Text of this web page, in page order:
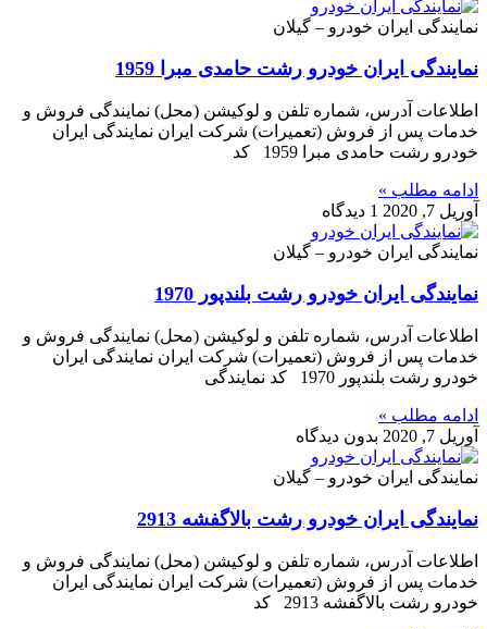
نمایندگی ایران خودرو – گیلان
نمایندگی ایران خودرو رشت حامدی مبرا 1959
اطلاعات آدرس، شماره تلفن و لوکیشن (محل) نمایندگی فروش و
خدمات پس از فروش (تعمیرات) شرکت ایران نمایندگی ایران
خودرو رشت حامدی مبرا 1959 کد
ادامه مطلب »
آوریل 7, 2020
1 دیدگاه
نمایندگی ایران خودرو – گیلان
نمایندگی ایران خودرو رشت بلندپور 1970
اطلاعات آدرس، شماره تلفن و لوکیشن (محل) نمایندگی فروش و
خدمات پس از فروش (تعمیرات) شرکت ایران نمایندگی ایران
خودرو رشت بلندپور 1970 کد نمایندگی
ادامه مطلب »
آوریل 7, 2020
بدون دیدگاه
نمایندگی ایران خودرو – گیلان
نمایندگی ایران خودرو رشت بالاگفشه 2913
اطلاعات آدرس، شماره تلفن و لوکیشن (محل) نمایندگی فروش و
خدمات پس از فروش (تعمیرات) شرکت ایران نمایندگی ایران
خودرو رشت بالاگفشه 2913 کد